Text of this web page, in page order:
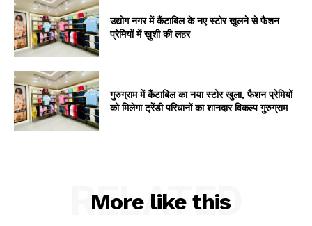
उद्योग नगर में कैंटाबिल के नए स्टोर खुलने से फैशन
प्रेमियों में ख़ुशी की लहर
गुरुग्राम में कैंटाबिल का नया स्टोर खुला, फैशन प्रेमियों
को मिलेगा ट्रेंडी परिधानों का शानदार विकल्प गुरुग्राम
More like this
RELATED